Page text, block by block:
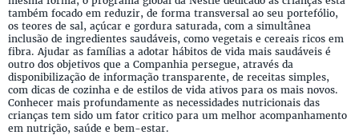
também focado em reduzir, de forma transversal ao seu portefólio,
os teores de sal, açúcar e gordura saturada, com a simultânea
inclusão de ingredientes saudáveis, como vegetais e cereais ricos em
fibra. Ajudar as famílias a adotar hábitos de vida mais saudáveis é
outro dos objetivos que a Companhia persegue, através da
disponibilização de informação transparente, de receitas simples,
com dicas de cozinha e de estilos de vida ativos para os mais novos.
Conhecer mais profundamente as necessidades nutricionais das
crianças tem sido um fator critico para um melhor acompanhamento
em nutrição, saúde e bem-estar.